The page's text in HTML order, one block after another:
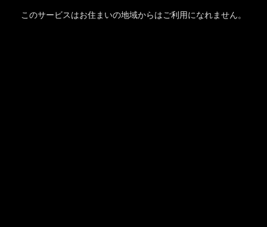
このサービスはお住まいの地域からはご利用になれません。